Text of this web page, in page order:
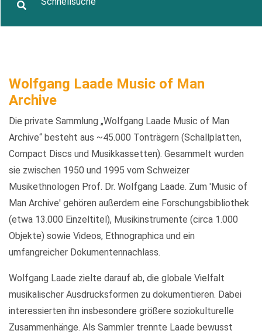
Wolfgang Laade Music of Man
Archive
Die private Sammlung „Wolfgang Laade Music of Man
Archive“ besteht aus ~45.000 Tonträgern (Schallplatten,
Compact Discs und Musikkassetten). Gesammelt wurden
sie zwischen 1950 und 1995 vom Schweizer
Musikethnologen Prof. Dr. Wolfgang Laade. Zum 'Music of
Man Archive' gehören außerdem eine Forschungsbibliothek
(etwa 13.000 Einzeltitel), Musikinstrumente (circa 1.000
Objekte) sowie Videos, Ethnographica und ein
umfangreicher Dokumentennachlass.
Wolfgang Laade zielte darauf ab, die globale Vielfalt
musikalischer Ausdrucksformen zu dokumentieren. Dabei
interessierten ihn insbesondere größere soziokulturelle
Zusammenhänge. Als Sammler trennte Laade bewusst